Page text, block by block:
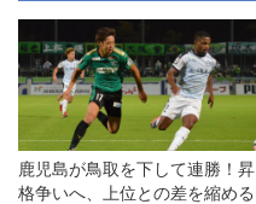
鹿児島が鳥取を下して連勝！昇
格争いへ、上位との差を縮める